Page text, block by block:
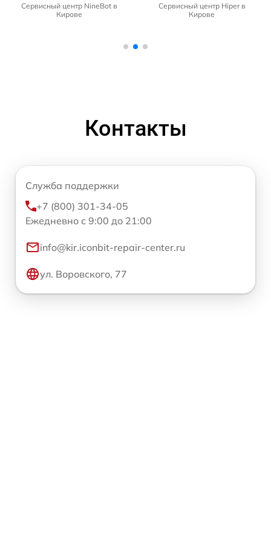
Сервисный центр NineBot в
Кирове
Сервисный центр Hiper в
Кирове
Контакты
Служба поддержки
+7 (800) 301-34-05
Ежедневно с 9:00 до 21:00
info@kir.iconbit-repair-center.ru
ул. Воровского, 77